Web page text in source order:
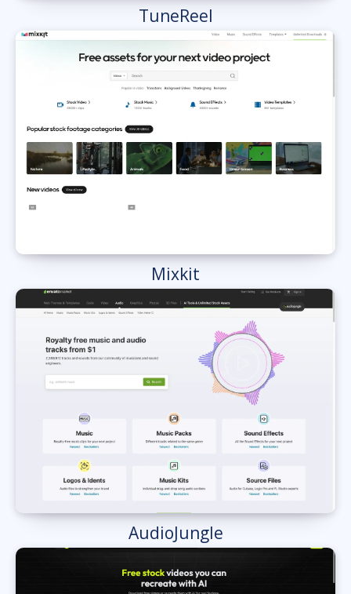
TuneReel
Mixkit
AudioJungle